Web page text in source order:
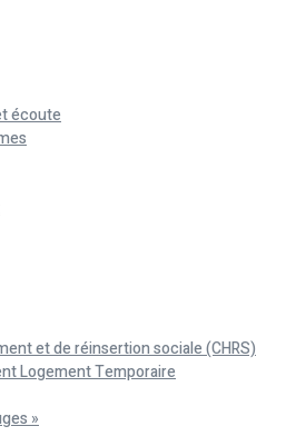
écoute
et de réinsertion sociale (CHRS)
Logement Temporaire
»